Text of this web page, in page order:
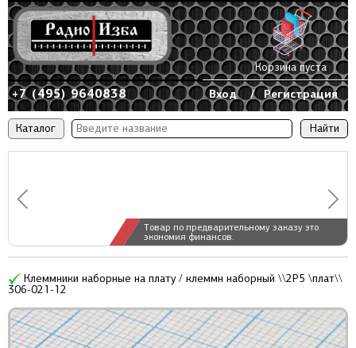
Каталог
Товар по предварительному заказу это
экономия финансов.
+7 (495) 9640838 Вход / Регистрация
Корзина пуста
Клеммники наборные на плату / клеммн наборный \\2P5 \плат\\
306-021-12